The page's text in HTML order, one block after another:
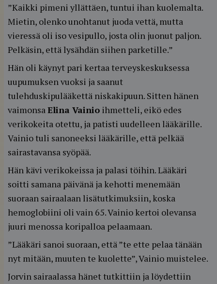
”Kaikki pimeni yllättäen, tuntui ihan kuolemalta.
Mietin, olenko unohtanut juoda vettä, mutta
vieressä oli iso vesipullo, josta olin juonut paljon.
Pelkäsin, että lysähdän siihen parketille.”
Hän oli käynyt pari kertaa terveyskeskuksessa
uupumuksen vuoksi ja saanut
tulehduskipulääkettä niskakipuun. Sitten hänen
vaimonsaElina Vainio ihmetteli, eikö edes
verikokeita otettu, ja patisti uudelleen lääkärille.
Vainio tuli sanoneeksi lääkärille, että pelkää
sairastavansa syöpää.
Hän kävi verikokeissa ja palasi töihin. Lääkäri
soitti samana päivänä ja kehotti menemään
suoraan sairaalaan lisätutkimuksiin, koska
hemoglobiini oli vain 65. Vainio kertoi olevansa
juuri menossa koripalloa pelaamaan.
”Lääkäri sanoi suoraan, että ”te ette pelaa tänään
nyt mitään, muuten te kuolette”, Vainio muistelee.
Jorvin sairaalassa hänet tutkittiin ja löydettiin